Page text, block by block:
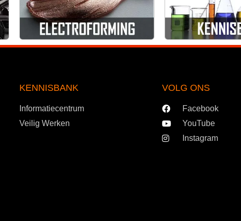
KENNISBANK
Informatiecentrum
Veilig Werken
VOLG ONS
Facebook
YouTube
Instagram